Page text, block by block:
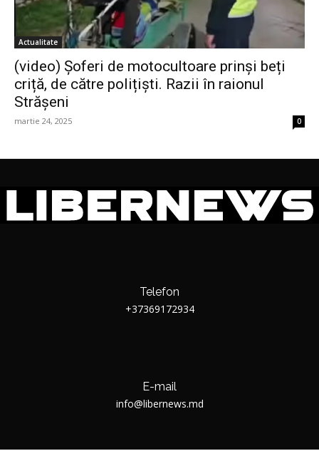
Actualitate
(video) Șoferi de motocultoare prinși beți
criță, de către polițiști. Razii în raionul
Strășeni
martie 24, 2025 0
Telefon
+37369172934
E-mail
info@libernews.md